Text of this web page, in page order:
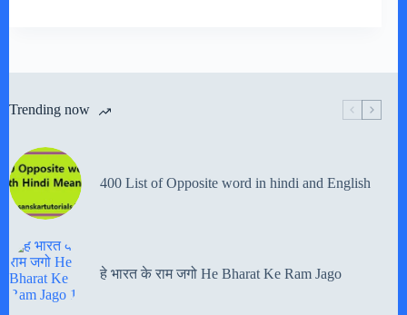
Trending now
400 List of Opposite word in hindi and English
हे भारत के राम जगो He Bharat Ke Ram Jago